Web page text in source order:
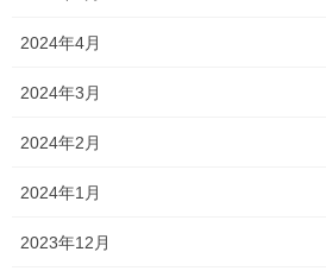
2024年4月
2024年3月
2024年2月
2024年1月
2023年12月